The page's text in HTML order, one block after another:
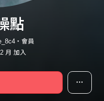
點
・會員
月 加入